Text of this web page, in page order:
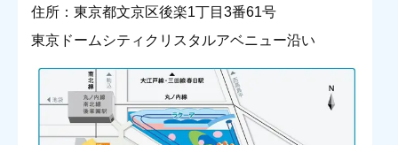
住所：東京都文京区後楽1丁目3番61号
東京ドームシティクリスタルアベニュー沿い